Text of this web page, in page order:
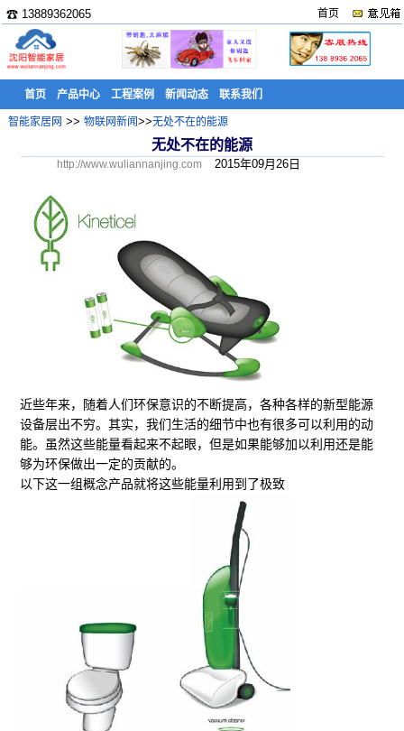
☎ 13889362065 首页
首页 产品中心 工程案例 新闻动态 联系我们
智能家居网 >> 物联网新闻>>无处不在的能源
无处不在的能源
http://www.wuliannanjing.com 2015年09月26日
近些年来，随着人们环保意识的不断提高，各种各样的新型能源
设备层出不穷。其实，我们生活的细节中也有很多可以利用的动
能。虽然这些能量看起来不起眼，但是如果能够加以利用还是能
够为环保做出一定的贡献的。
以下这一组概念产品就将这些能量利用到了极致